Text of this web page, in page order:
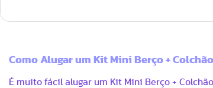
Como Alugar um Kit Mini Berço +
É muito fácil alugar um Kit Mini Berço +